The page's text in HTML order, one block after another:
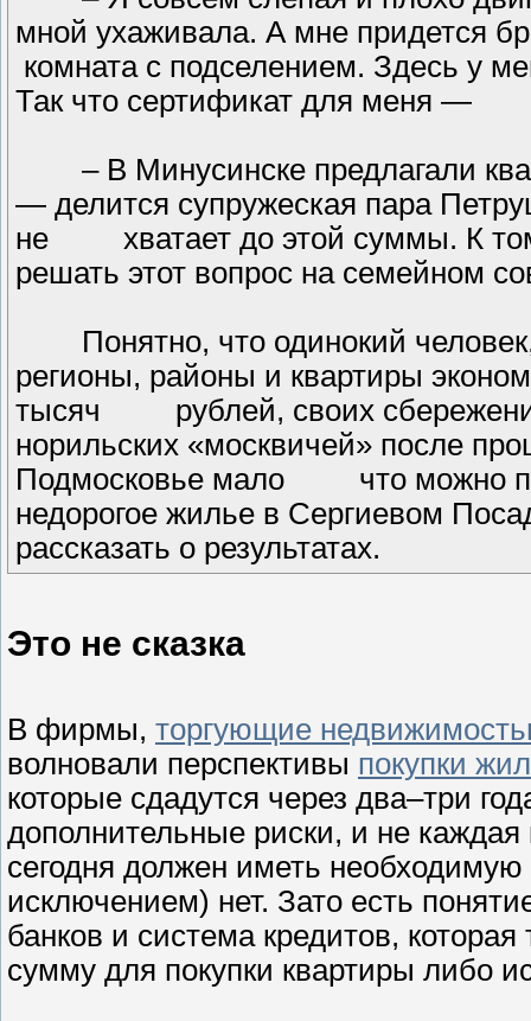
мной ухаживала. А мне придется
комната с подселением. Здесь у
Так что сертификат для меня
– В Минусинске предлагали
— делится супружеская пара
не хватает до этой суммы. К
решать этот вопрос на
Понятно, что одинокий
регионы, районы и квартиры
тысяч рублей, своих
норильских «москвичей» после
Подмосковье мало что можно
недорогое жилье в Сергиевом
рассказать о результатах.
Это не сказка
В фирмы, торгующие
волновали перспективы покупки
которые сдадутся через два–три
дополнительные риски, и не каждая
сегодня должен иметь
исключением) нет. Зато есть
банков и система кредитов,
сумму для покупки квартиры либо